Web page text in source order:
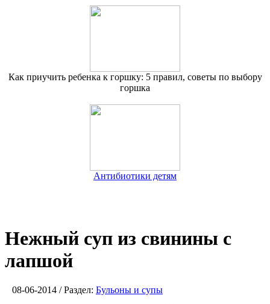
Как приучить ребенка к горшку: 5 правил, советы по выбору
горшка
Антибиотики детям
Нежный суп из свинины с
лапшой
08-06-2014 / Раздел: Бульоны и супы